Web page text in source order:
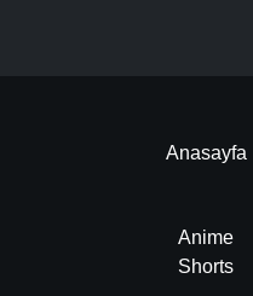
Anasayfa
Anime
Shorts